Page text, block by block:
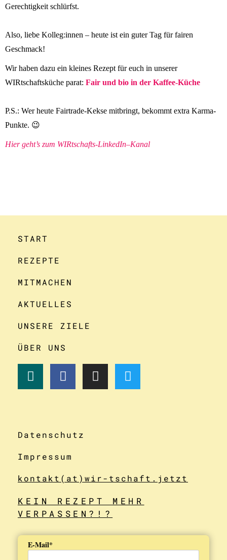
Gerechtigkeit schlürfst.
Also, liebe Kolleg:innen – heute ist ein guter Tag für fairen
Geschmack!
Wir haben dazu ein kleines Rezept für euch in unserer
WIRtschaftsküche parat: Fair und bio in der Kaffee-Küche
P.S.: Wer heute Fairtrade-Kekse mitbringt, bekommt extra Karma-
Punkte. 😉
Hier geht’s zum WIRtschafts-LinkedIn–Kanal
START
REZEPTE
MITMACHEN
AKTUELLES
UNSERE ZIELE
ÜBER UNS
Datenschutz
Impressum
kontakt(at)wir-tschaft.jetzt
KEIN REZEPT MEHR
VERPASSEN?!?
E-Mail*